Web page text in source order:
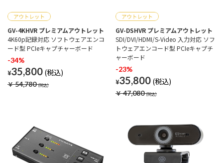
GV-4KHVR プレミアムアウトレット
4K60p記録対応 ソフトウェアエンコ
ード型 PCIeキャプチャーボード
-34%
¥35,800
￥54,780
GV-DSHVR プレミアムアウトレット
SDI/DVI/HDMI/S-Video 入力対応 ソフ
トウェアエンコード型 PCIeキャプチ
ャーボード
-23%
¥35,800
￥47,080